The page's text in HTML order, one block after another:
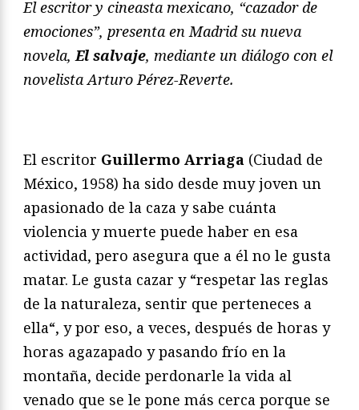
El escritor y cineasta mexicano, “cazador de
emociones”, presenta en Madrid su nueva
novela, El salvaje, mediante un diálogo con el
novelista Arturo Pérez-Reverte.
El escritor Guillermo Arriaga (Ciudad de
México, 1958) ha sido desde muy joven un
apasionado de la caza y sabe cuánta
violencia y muerte puede haber en esa
actividad, pero asegura que a él no le gusta
matar. Le gusta cazar y “respetar las reglas
de la naturaleza, sentir que perteneces a
ella“, y por eso, a veces, después de horas y
horas agazapado y pasando frío en la
montaña, decide perdonarle la vida al
venado que se le pone más cerca porque se